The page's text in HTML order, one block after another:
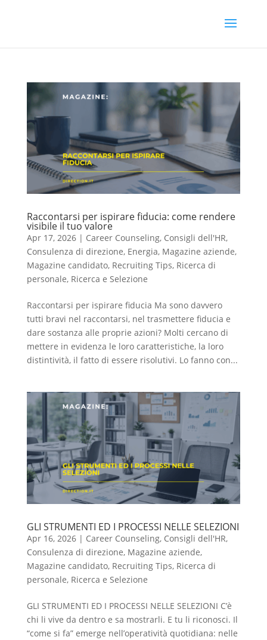
Raccontarsi per ispirare fiducia: come rendere
visibile il tuo valore
Apr 17, 2026| Career Counseling, Consigli dell'HR,
Consulenza di direzione, Energia, Magazine aziende,
Magazine candidato, Recruiting Tips, Ricerca di
personale, Ricerca e Selezione
Raccontarsi per ispirare fiducia Ma sono davvero
tutti bravi nel raccontarsi, nel trasmettere fiducia e
dare sostanza alle proprie azioni? Molti cercano di
mettere in evidenza le loro caratteristiche, la loro
distintività, il fatto di essere risolutivi. Lo fanno con...
GLI STRUMENTI ED I PROCESSI NELLE SELEZIONI
Apr 16, 2026| Career Counseling, Consigli dell'HR,
Consulenza di direzione, Magazine aziende,
Magazine candidato, Recruiting Tips, Ricerca di
personale, Ricerca e Selezione
GLI STRUMENTI ED I PROCESSI NELLE SELEZIONI C’è
chi li vive da dentro e sa mostrarli. E tu li riconosci. Il
“come si fa” emerge nell’operatività quotidiana: nelle